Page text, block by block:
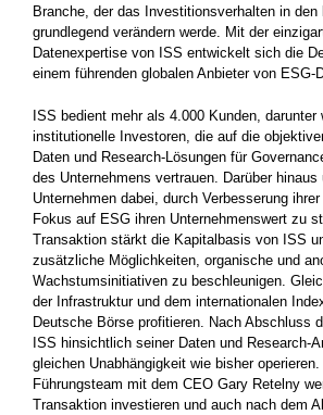
Branche, der das Investitionsverhalten in den
grundlegend verändern werde. Mit der
Datenexpertise von ISS entwickelt sich die
einem führenden globalen Anbieter von ESG-
ISS bedient mehr als 4.000 Kunden, darunter
institutionelle Investoren, die auf die
Daten und Research-Lösungen für
des Unternehmens vertrauen. Darüber
Unternehmen dabei, durch Verbesserung
Fokus auf ESG ihren Unternehmenswert zu
Transaktion stärkt die Kapitalbasis von ISS
zusätzliche Möglichkeiten, organische und
Wachstumsinitiativen zu beschleunigen.
der Infrastruktur und dem internationalen
Deutsche Börse profitieren. Nach Abschluss
ISS hinsichtlich seiner Daten und Research-
gleichen Unabhängigkeit wie bisher
Führungsteam mit dem CEO Gary Retelny
Transaktion investieren und auch nach dem